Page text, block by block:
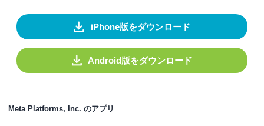
iPhone版をダウンロード
Android版をダウンロード
Meta Platforms, Inc. のアプリ